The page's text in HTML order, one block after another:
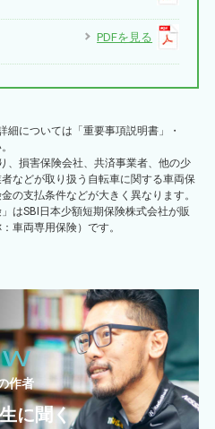
PDFを見る
細については「重要事項説明書」・
、損害保険会社、共済事業者、他の少
などが取り扱う自転車に関する車両保
の支払条件などが大きく異なります。
はSBI日本少額短期保険株式会社が販
車両専用保険）です。
作者
に聞く